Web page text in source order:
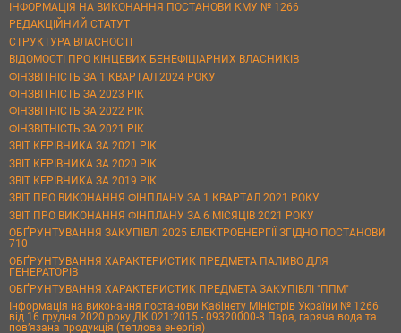
ІНФОРМАЦІЯ НА ВИКОНАННЯ ПОСТАНОВИ КМУ № 1266
РЕДАКЦІЙНИЙ СТАТУТ
СТРУКТУРА ВЛАСНОСТІ
ВІДОМОСТІ ПРО КІНЦЕВИХ БЕНЕФІЦІАРНИХ ВЛАСНИКІВ
ФІНЗВІТНІСТЬ ЗА 1 КВАРТАЛ 2024 РОКУ
ФІНЗВІТНІСТЬ ЗА 2023 РІК
ФІНЗВІТНІСТЬ ЗА 2022 РІК
ФІНЗВІТНІСТЬ ЗА 2021 РІК
ЗВІТ КЕРІВНИКА ЗА 2021 РІК
ЗВІТ КЕРІВНИКА ЗА 2020 РІК
ЗВІТ КЕРІВНИКА ЗА 2019 РІК
ЗВІТ ПРО ВИКОНАННЯ ФІНПЛАНУ ЗА 1 КВАРТАЛ 2021 РОКУ
ЗВІТ ПРО ВИКОНАННЯ ФІНПЛАНУ ЗА 6 МІСЯЦІВ 2021 РОКУ
ОБҐРУНТУВАННЯ ЗАКУПІВЛІ 2025 ЕЛЕКТРОЕНЕРГІЇ ЗГІДНО ПОСТАНОВИ
710
ОБҐРУНТУВАННЯ ХАРАКТЕРИСТИК ПРЕДМЕТА ПАЛИВО ДЛЯ
ГЕНЕРАТОРІВ
ОБҐРУНТУВАННЯ ХАРАКТЕРИСТИК ПРЕДМЕТА ЗАКУПІВЛІ "ППМ"
Інформація на виконання постанови Кабінету Міністрів України № 1266
від 16 грудня 2020 року ДК 021:2015 - 09320000-8 Пара, гаряча вода та
пов’язана продукція (теплова енергія)